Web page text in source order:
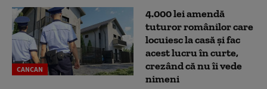
CANCAN
4.000 lei amendă
tuturor românilor care
locuiesc la casă și fac
acest lucru în curte,
crezând că nu îi vede
nimeni